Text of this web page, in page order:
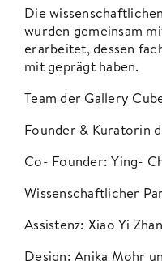
Die
wurden gemeinsam
erarbeitet, dessen
mit geprägt haben.
Team der Gallery
Founder & Kuratorin
Co- Founder: Ying-
Wissenschaftlicher
Assistenz: Xiao Yi
Design: Anika Mohr